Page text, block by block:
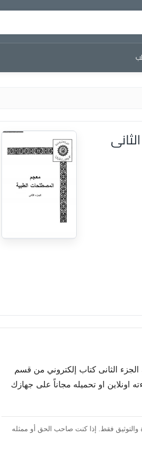
الثانى كتاب إلكتروني من قسم
اونلاين او تحميله مجاناً على جهازك
والتوثيق فقط. إذا كنت صاحب الحق أو ممثله